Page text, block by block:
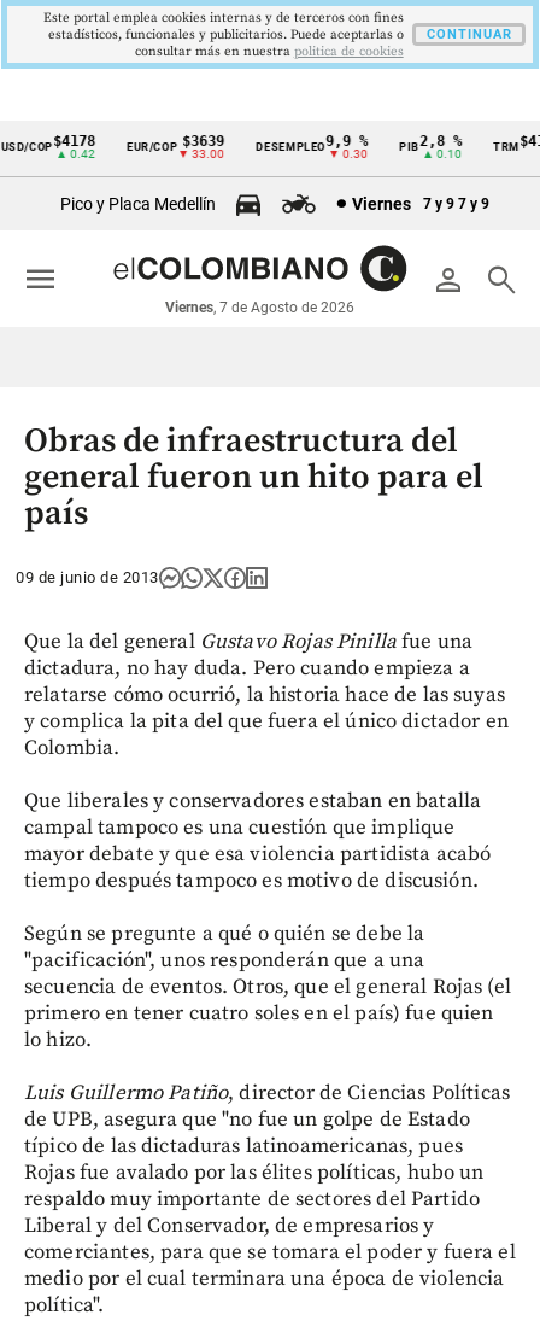
Cintillo
económicos
Colombia
COP$4178
▲ 0.42
EUR/COP $3639
▼ 33.00
DESEMPLEO 9,9 %
▼ 0.30
PIB2,8 %
▲ 0.10
TRM
Pico y Placa Medellín Viernes 7 y 9 7 y 9
person search
Viernes, 7 de Agosto de 2026
menu
Obras de infraestructura del
general fueron un hito para el
país
09 de junio de 2013
Que la del general Gustavo Rojas Pinillafue una
dictadura, no hay duda. Pero cuando empieza a
relatarse cómo ocurrió, la historia hace de las suyas
y complica la pita del que fuera el único dictador en
Colombia.
Que liberales y conservadores estaban en batalla
campal tampoco es una cuestión que implique
mayor debate y que esa violencia partidista acabó
tiempo después tampoco es motivo de discusión.
Según se pregunte a qué o quién se debe la
"pacificación", unos responderán que a una
secuencia de eventos. Otros, que el general Rojas (el
primero en tener cuatro soles en el país) fue quien
lo hizo.
Luis Guillermo Patiño, director de Ciencias Políticas
de UPB, asegura que "no fue un golpe de Estado
típico de las dictaduras latinoamericanas, pues
Rojas fue avalado por las élites políticas, hubo un
respaldo muy importante de sectores del Partido
Liberal y del Conservador, de empresarios y
comerciantes, para que se tomara el poder y fuera el
medio por el cual terminara una época de violencia
política".
Este portal emplea cookies internas y de terceros con fines
estadísticos, funcionales y publicitarios. Puede aceptarlas o
consultar más en nuestra politica de cookies
CONTINUAR